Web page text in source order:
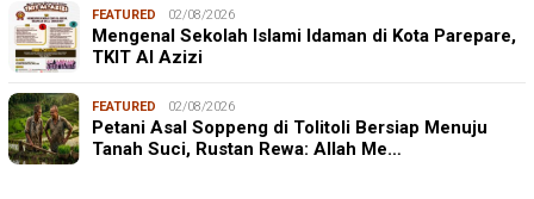
FEATURED 02/08/2026
Mengenal Sekolah Islami Idaman di Kota Parepare,
TKIT Al Azizi
FEATURED 02/08/2026
Petani Asal Soppeng di Tolitoli Bersiap Menuju
Tanah Suci, Rustan Rewa: Allah Me…